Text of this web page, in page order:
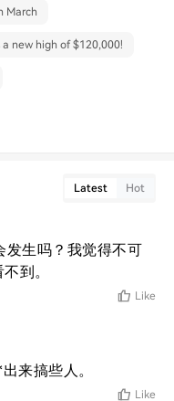
March
a new high of $120,000!
Latest Hot
发生吗？我觉得不可
到。
Like
来搞些人。
Like